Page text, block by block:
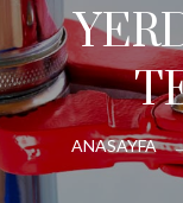
ANASAYFA